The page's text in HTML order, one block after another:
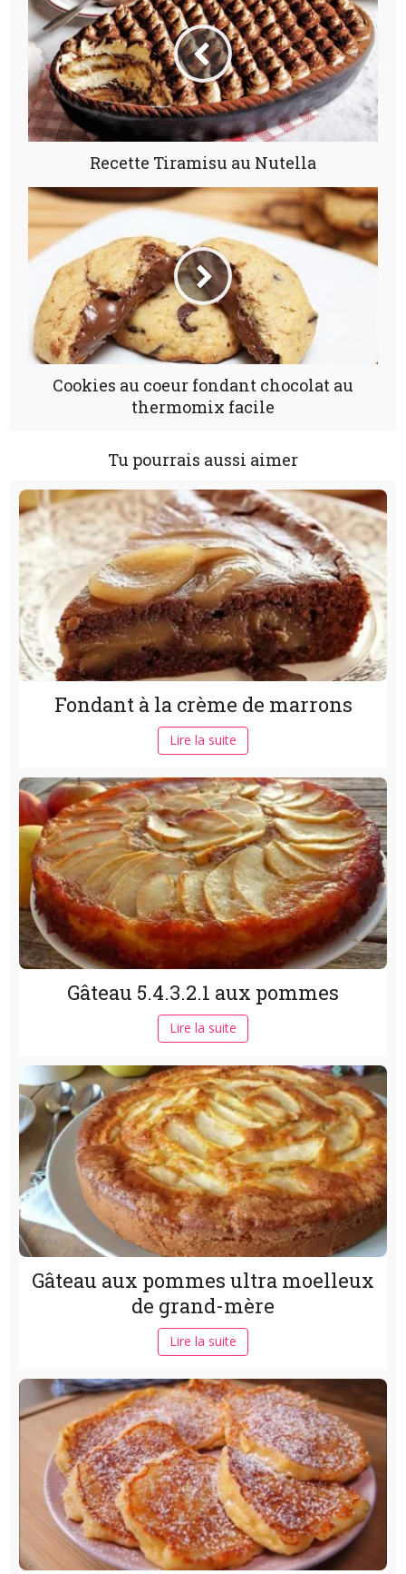
Recette Tiramisu au Nutella
Cookies au coeur fondant chocolat au
thermomix facile
Tu pourrais aussi aimer
Fondant à la crème de marrons
Lire la suite
Gâteau 5.4.3.2.1 aux pommes
Lire la suite
Gâteau aux pommes ultra moelleux
de grand-mère
Lire la suite